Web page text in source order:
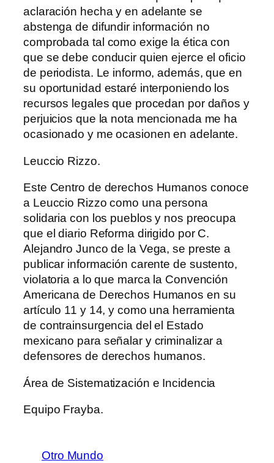
aclaración hecha y en adelante se
abstenga de difundir información no
comprobada tal como exige la ética con
que se debe conducir quien ejerce el oficio
de periodista. Le informo, además, que en
su oportunidad estaré interponiendo los
recursos legales que procedan por daños y
perjuicios que la nota mencionada me ha
ocasionado y me ocasionen en adelante.
Leuccio Rizzo.
Este Centro de derechos Humanos conoce
a Leuccio Rizzo como una persona
solidaria con los pueblos y nos preocupa
que el diario Reforma dirigido por C.
Alejandro Junco de la Vega, se preste a
publicar información carente de sustento,
violatoria a lo que marca la Convención
Americana de Derechos Humanos en su
artículo 11 y 14, y como una herramienta
de contrainsurgencia del el Estado
mexicano para señalar y criminalizar a
defensores de derechos humanos.
Área de Sistematización e Incidencia
Equipo Frayba.
Otro Mundo